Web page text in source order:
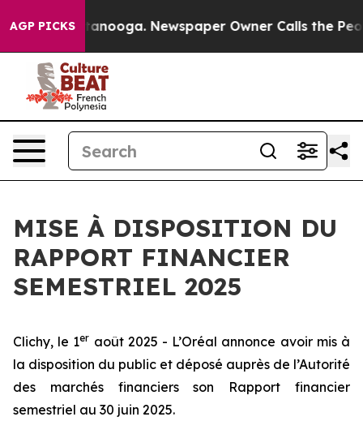
AGP PICKS
in Chattanooga. Newspaper Owner Calls the
MISE À DISPOSITION DU
RAPPORT FINANCIER
SEMESTRIEL 2025
Clichy, le 1er août 2025 - L’Oréal annonce avoir mis à
la disposition du public et déposé auprès de l’Autorité
des marchés financiers son Rapport financier
semestriel au 30 juin 2025.